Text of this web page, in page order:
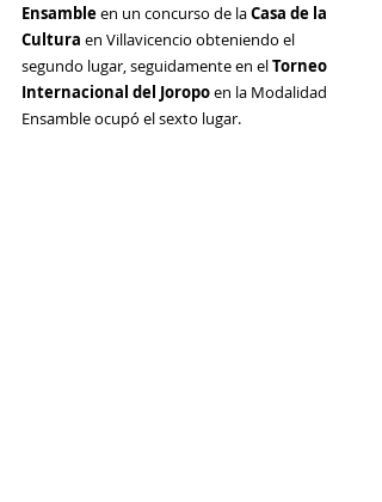
Ensamble en un concurso de la Casa de la
Cultura en Villavicencio obteniendo el
segundo lugar, seguidamente en el Torneo
Internacional del Joropo en la Modalidad
Ensamble ocupó el sexto lugar.